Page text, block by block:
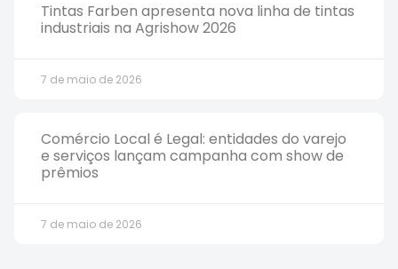
Tintas Farben apresenta nova linha de tintas
industriais na Agrishow 2026
7 de maio de 2026
Comércio Local é Legal: entidades do varejo
e serviços lançam campanha com show de
prêmios
7 de maio de 2026